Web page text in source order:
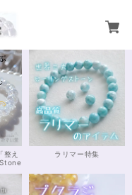
整え
ラリマー特集